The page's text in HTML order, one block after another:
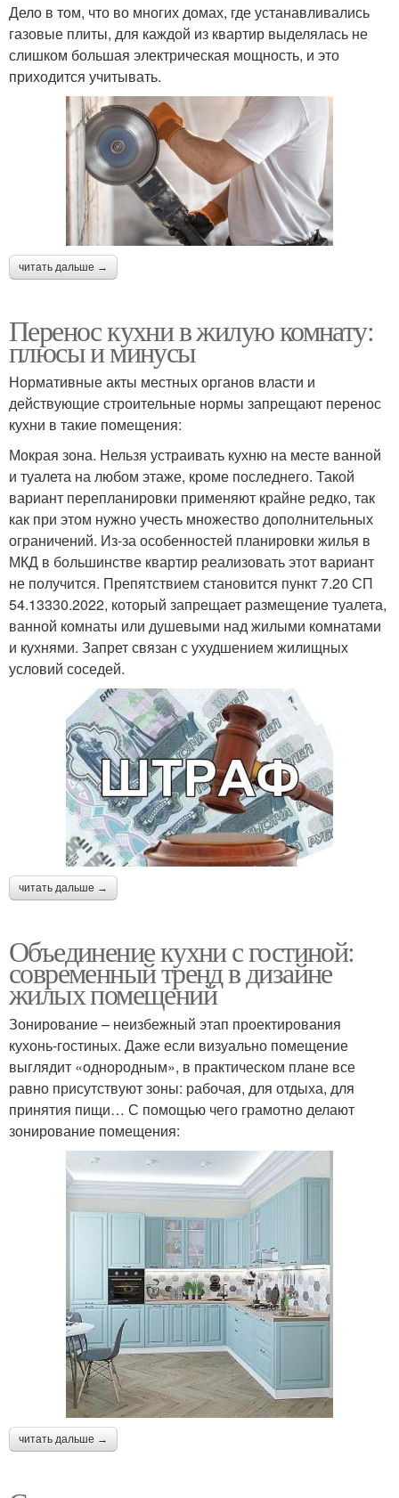
Дело в том, что во многих домах, где устанавливались
газовые плиты, для каждой из квартир выделялась не
слишком большая электрическая мощность, и это
приходится учитывать.
читать дальше →
Перенос кухни в жилую комнату:
плюсы и минусы
Нормативные акты местных органов власти и
действующие строительные нормы запрещают перенос
кухни в такие помещения:
Мокрая зона. Нельзя устраивать кухню на месте ванной
и туалета на любом этаже, кроме последнего. Такой
вариант перепланировки применяют крайне редко, так
как при этом нужно учесть множество дополнительных
ограничений. Из-за особенностей планировки жилья в
МКД в большинстве квартир реализовать этот вариант
не получится. Препятствием становится пункт 7.20 СП
54.13330.2022, который запрещает размещение туалета,
ванной комнаты или душевыми над жилыми комнатами
и кухнями. Запрет связан с ухудшением жилищных
условий соседей.
читать дальше →
Объединение кухни с гостиной:
современный тренд в дизайне
жилых помещений
Зонирование – неизбежный этап проектирования
кухонь-гостиных. Даже если визуально помещение
выглядит «однородным», в практическом плане все
равно присутствуют зоны: рабочая, для отдыха, для
принятия пищи… С помощью чего грамотно делают
зонирование помещения:
читать дальше →